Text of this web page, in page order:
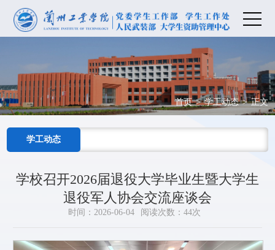
首页 > 学工动态 > 正文
学工动态
学校召开2026届退役大学毕业生暨大学生
退役军人协会交流座谈会
时间：2026-06-04 阅读次数： 44次